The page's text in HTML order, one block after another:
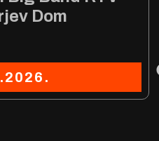
Strip Festivalu